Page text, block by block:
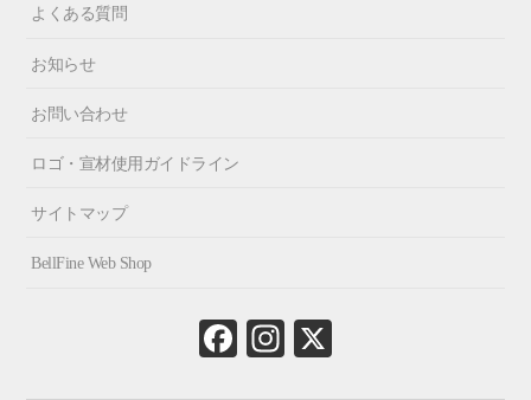
よくある質問
お知らせ
お問い合わせ
ロゴ・宣材使用ガイドライン
サイトマップ
BellFine Web Shop
Fa
ce
In
st